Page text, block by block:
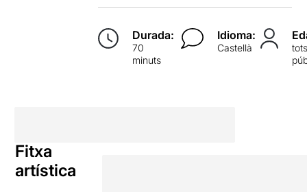
Durada:
70
minuts
Idioma:
Castellà
Fitxa
artística